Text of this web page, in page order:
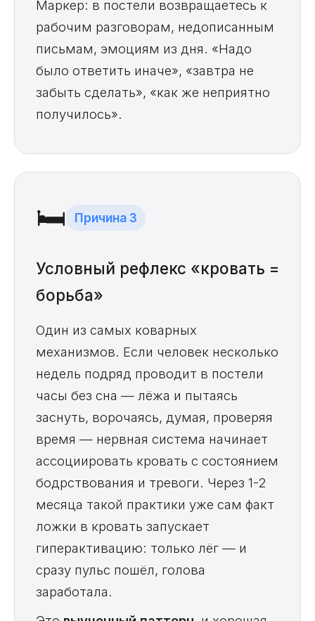
Маркер: в постели возвращаетесь к
рабочим разговорам, недописанным
письмам, эмоциям из дня. «Надо
было ответить иначе», «завтра не
забыть сделать», «как же неприятно
получилось».
🛏️ Причина 3
Условный рефлекс «кровать =
борьба»
Один из самых коварных
механизмов. Если человек несколько
недель подряд проводит в постели
часы без сна — лёжа и пытаясь
заснуть, ворочаясь, думая, проверяя
время — нервная система начинает
ассоциировать кровать с состоянием
бодрствования и тревоги. Через 1-2
месяца такой практики уже сам факт
ложки в кровать запускает
гиперактивацию: только лёг — и
сразу пульс пошёл, голова
заработала.